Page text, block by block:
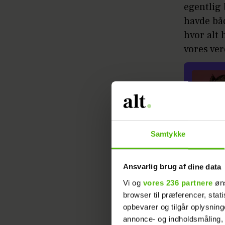
Samtykke
Ansvarlig brug af dine data
Vi og vores 236 partnere
browser til præferencer,
opbevarer og tilgår
annonce- og
egentlig
havde
hvor alt
vores
Den 7.
- Vi
natten
kort,